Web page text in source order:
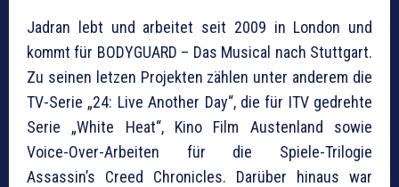
Jadran lebt und arbeitet seit 2009 in London und
kommt für BODYGUARD – Das Musical nach Stuttgart.
Zu seinen letzen Projekten zählen unter anderem die
TV-Serie „24: Live Another Day“, die für ITV gedrehte
Serie „White Heat“, Kino Film Austenland sowie
Voice-Over-Arbeiten für die Spiele-Trilogie
Assassin’s Creed Chronicles. Darüber hinaus war